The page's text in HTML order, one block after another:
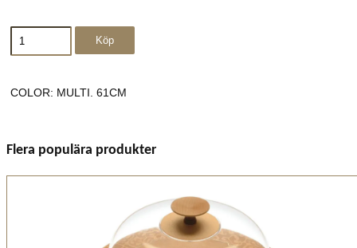
COLOR: MULTI. 61CM
Flera populära produkter